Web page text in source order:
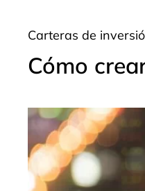
Carteras de
Cómo